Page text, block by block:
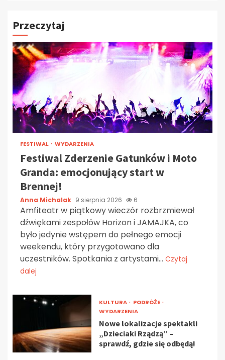
Przeczytaj
FESTIWAL WYDARZENIA
Festiwal Zderzenie Gatunków i Moto
Granda: emocjonujący start w
Brennej!
Anna Michalak 9 sierpnia 2026 6
Amfiteatr w piątkowy wieczór rozbrzmiewał
dźwiękami zespołów Horizon i JAMAJKA, co
było jedynie wstępem do pełnego emocji
weekendu, który przygotowano dla
uczestników. Spotkania z artystami... Czytaj
dalej
KULTURA
PODRÓŻE
WYDARZENIA
Nowe lokalizacje spektakli
„Dzieciaki Rządzą” –
sprawdź, gdzie się odbędą!